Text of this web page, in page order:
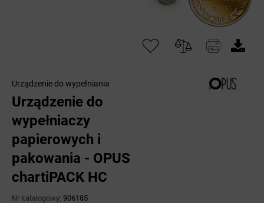
Urządzenie do wypełniania
Urządzenie do
wypełniaczy
papierowych i
pakowania - OPUS
chartiPACK HC
Nr katalogowy: 906185